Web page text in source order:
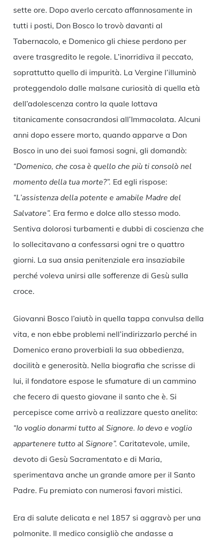
sette ore. Dopo averlo cercato affannosamente in
tutti i posti, Don Bosco lo trovò davanti al
Tabernacolo, e Domenico gli chiese perdono per
avere trasgredito le regole. L’inorridiva il peccato,
soprattutto quello di impurità. La Vergine l’illuminò
proteggendolo dalle malsane curiosità di quella età
dell’adolescenza contro la quale lottava
titanicamente consacrandosi all’Immacolata. Alcuni
anni dopo essere morto, quando apparve a Don
Bosco in uno dei suoi famosi sogni, gli domandò:
“Domenico, che cosa è quello che più ti consolò nel
momento della tua morte?”. Ed egli rispose:
“L’assistenza della potente e amabile Madre del
Salvatore”. Era fermo e dolce allo stesso modo.
Sentiva dolorosi turbamenti e dubbi di coscienza che
lo sollecitavano a confessarsi ogni tre o quattro
giorni. La sua ansia penitenziale era insaziabile
perché voleva unirsi alle sofferenze di Gesù sulla
croce.
Giovanni Bosco l’aiutò in quella tappa convulsa della
vita, e non ebbe problemi nell’indirizzarlo perché in
Domenico erano proverbiali la sua obbedienza,
docilità e generosità. Nella biografia che scrisse di
lui, il fondatore espose le sfumature di un cammino
che fecero di questo giovane il santo che è. Si
percepisce come arrivò a realizzare questo anelito:
“Io voglio donarmi tutto al Signore. Io devo e voglio
appartenere tutto al Signore”. Caritatevole, umile,
devoto di Gesù Sacramentato e di Maria,
sperimentava anche un grande amore per il Santo
Padre. Fu premiato con numerosi favori mistici.
Era di salute delicata e nel 1857 si aggravò per una
polmonite. Il medico consigliò che andasse a